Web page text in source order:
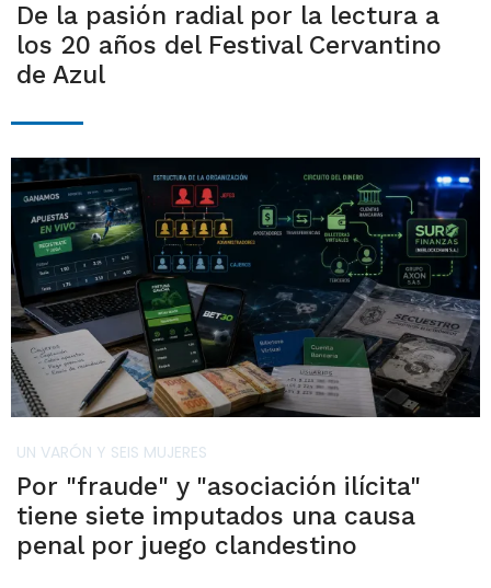
De la pasión radial por la lectura a
los 20 años del Festival Cervantino
de Azul
UN VARÓN Y SEIS MUJERES
Por "fraude" y "asociación ilícita"
tiene siete imputados una causa
penal por juego clandestino